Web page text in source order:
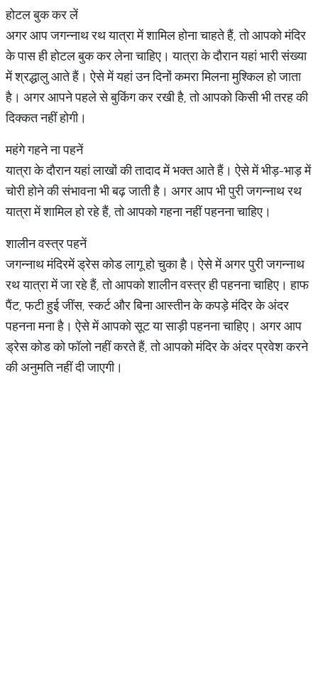
होटल बुक कर लें
अगर आप जगन्नाथ रथ यात्रा में शामिल होना चाहते हैं, तो आपको मंदिर
के पास ही होटल बुक कर लेना चाहिए। यात्रा के दौरान यहां भारी संख्या
में श्रद्धालु आते हैं। ऐसे में यहां उन दिनों कमरा मिलना मुश्किल हो जाता
है। अगर आपने पहले से बुकिंग कर रखी है, तो आपको किसी भी तरह की
दिक्कत नहीं होगी।
महंगे गहने ना पहनें
यात्रा के दौरान यहां लाखों की तादाद में भक्त आते हैं। ऐसे में भीड़-भाड़ में
चोरी होने की संभावना भी बढ़ जाती है। अगर आप भी पुरी जगन्नाथ रथ
यात्रा में शामिल हो रहे हैं, तो आपको गहना नहीं पहनना चाहिए।
शालीन वस्त्र पहनें
जगन्नाथ मंदिरमें ड्रेस कोड लागू हो चुका है। ऐसे में अगर पुरी जगन्नाथ
रथ यात्रा में जा रहे हैं, तो आपको शालीन वस्त्र ही पहनना चाहिए। हाफ
पैंट, फटी हुई जींस, स्कर्ट और बिना आस्तीन के कपड़े मंदिर के अंदर
पहनना मना है। ऐसे में आपको सूट या साड़ी पहनना चाहिए। अगर आप
ड्रेस कोड को फॉलो नहीं करते हैं, तो आपको मंदिर के अंदर प्रवेश करने
की अनुमति नहीं दी जाएगी।